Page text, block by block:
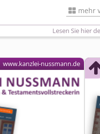
Lesen Sie hier
mehr
www.kanzlei-nussmann.de